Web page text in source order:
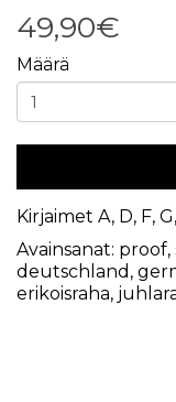
49,90€
Määrä
Kirjaimet A, D, F,
Avainsanat: proof,
deutschland ,
erikoisraha,